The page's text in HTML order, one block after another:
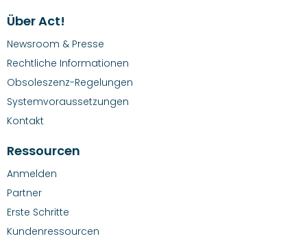
Über Act!
Newsroom & Presse
Rechtliche Informationen
Obsoleszenz-Regelungen
Systemvoraussetzungen
Kontakt
Ressourcen
Anmelden
Partner
Erste Schritte
Kundenressourcen